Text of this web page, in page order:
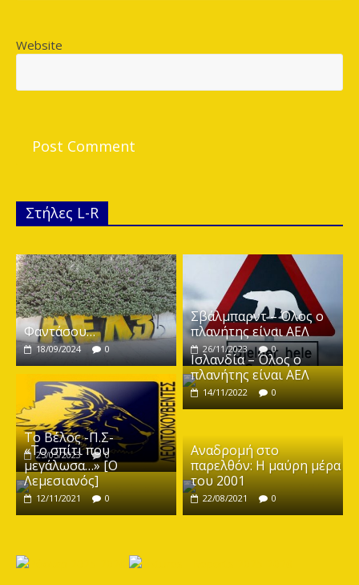
Website
Στήλες L-R
Φαντάσου…
18/09/2024 0
Σβάλμπαρντ – Όλος ο
πλανήτης είναι ΑΕΛ
26/11/2023 0
Το Βέλος -Π.Σ-
25/05/2023 0
Ισλανδία – Όλος ο
πλανήτης είναι ΑΕΛ
14/11/2022 0
«Το σπίτι που
μεγάλωσα…» [Ο
Λεμεσιανός]
12/11/2021 0
Αναδρομή στο
παρελθόν: Η μαύρη μέρα
του 2001
22/08/2021 0